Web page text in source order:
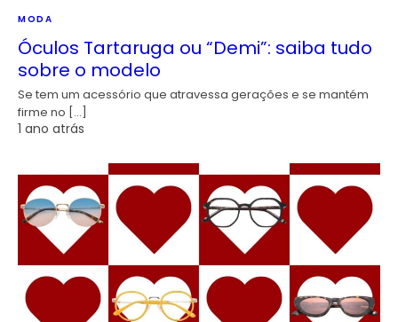
MODA
Óculos Tartaruga ou “Demi”: saiba tudo
sobre o modelo
Se tem um acessório que atravessa gerações e se mantém
firme no […]
1 ano atrás